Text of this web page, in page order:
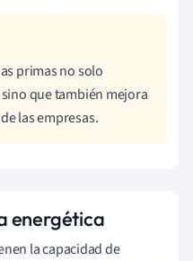
primas no solo
que también mejora
las empresas.
energética
la capacidad de